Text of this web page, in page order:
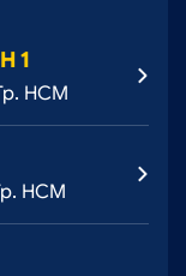
1
HCM
HCM